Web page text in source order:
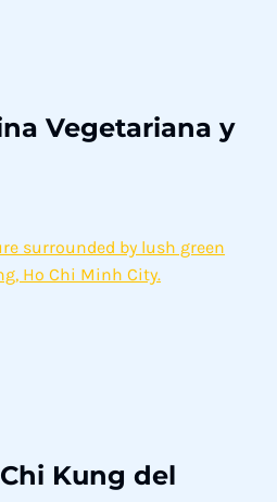
Vegetariana y
Kung del